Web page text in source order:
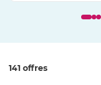
141 offres